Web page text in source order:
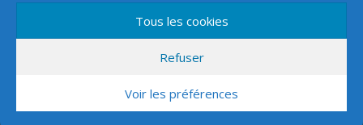
Tous les cookies
Refuser
Voir les préférences